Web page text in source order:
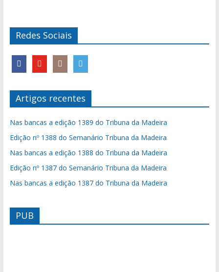
Redes Sociais
Artigos recentes
Nas bancas a edição 1389 do Tribuna da Madeira
Edição nº 1388 do Semanário Tribuna da Madeira
Nas bancas a edição 1388 do Tribuna da Madeira
Edição nº 1387 do Semanário Tribuna da Madeira
Nas bancas a edição 1387 do Tribuna da Madeira
PUB